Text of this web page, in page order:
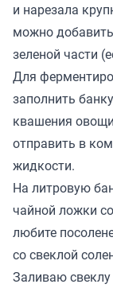
и нарезала
можно
зеленой части
Для
заполнить
квашения
отправить в
жидкости.
На литровую
чайной ложки
любите
со свеклой
Заливаю свеклу